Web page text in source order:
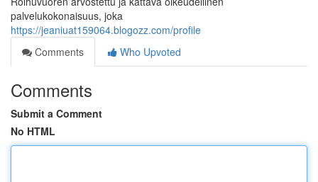
palvelukokonaisuus, joka
https://jeaniuat159064.blogozz.com/profile
Comments
Who Upvoted
Comments
Submit a Comment
No HTML